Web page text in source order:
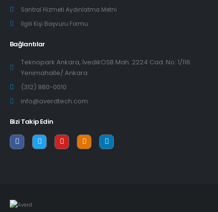
Santral Hizmeti Aydınlatma Metni
İlgili Kişi Başvuru Formu
Bağlantılar
Teknopark Ankara, İvedikOSB Mah. 2224 Cad. No: 1/116
Yenimahalle/ Ankara
(312) 980-0010
info@averdtech.com
Bizi Takip Edin